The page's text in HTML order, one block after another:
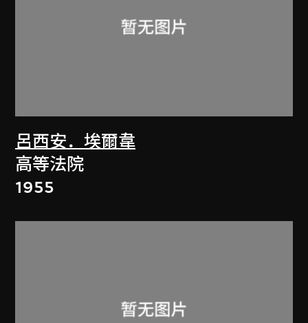
呂西安．埃爾韋
高等法院
1955